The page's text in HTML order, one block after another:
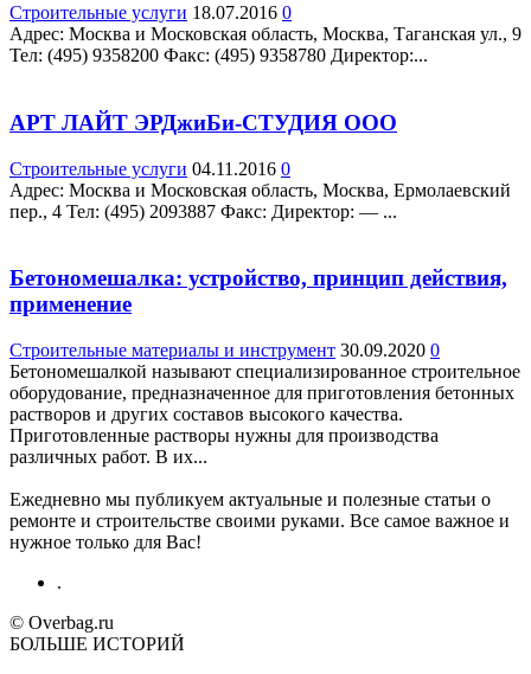
Строительные услуги 18.07.2016 0
Адрес: Москва и Московская область, Москва, Таганская ул., 9
Teл: (495) 9358200 Факс: (495) 9358780 Директор:...
АРТ ЛАЙТ ЭРДжиБи-СТУДИЯ ООО
Строительные услуги 04.11.2016 0
Адрес: Москва и Московская область, Москва, Ермолаевский
пер., 4 Teл: (495) 2093887 Факс: Директор: — ...
Бетономешалка: устройство, принцип действия,
применение
Строительные материалы и инструмент 30.09.2020 0
Бетономешалкой называют специализированное строительное
оборудование, предназначенное для приготовления бетонных
растворов и других составов высокого качества.
Приготовленные растворы нужны для производства
различных работ. В их...
Ежедневно мы публикуем актуальные и полезные статьи о
ремонте и строительстве своими руками. Все самое важное и
нужное только для Вас!
.
© Overbag.ru
БОЛЬШЕ ИСТОРИЙ